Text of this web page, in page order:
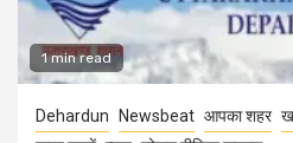
1 min read
Dehardun Newsbeat आपका शहर